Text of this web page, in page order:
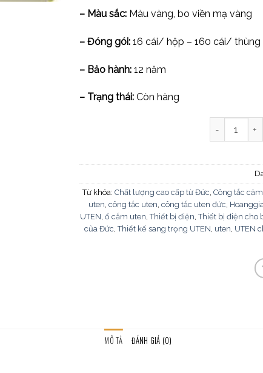
– Màu sắc: Màu vàng, bo viền mạ vàng
– Đóng gói: 16 cái/ hộp – 160 cái/ thùng
– Bảo hành: 12 năm
– Trạng thái: Còn hàng
Mặt dùng
Từ khóa: Chất lượng cao cấp từ Đức, Công tắc
uten, công tắc uten, công tắc uten đức,
UTEN, ổ cắm uten,Thiết bị điện,Thiết bị điện cho
của Đức,Thiết kế sang trọng UTEN, uten, UTEN
MÔ TẢ ĐÁNH GIÁ (0)